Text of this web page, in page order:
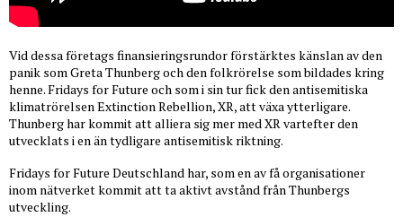
Vid dessa företags finansieringsrundor förstärktes känslan av den
panik som Greta Thunberg och den folkrörelse som bildades kring
henne. Fridays for Future och som i sin tur fick den antisemitiska
klimatrörelsen Extinction Rebellion, XR, att växa ytterligare.
Thunberg har kommit att alliera sig mer med XR vartefter den
utvecklats i en än tydligare antisemitisk riktning.
Fridays for Future Deutschland har, som en av få organisationer
inom nätverket kommit att ta aktivt avstånd från Thunbergs
utveckling.